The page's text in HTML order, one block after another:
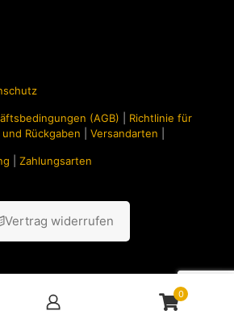
(AGB)
Richtlinie für
Rückgaben
Versandarten
Zahlungsarten
Vertrag widerrufen
0